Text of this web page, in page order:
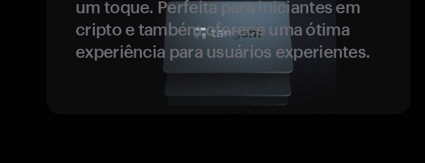
um toque. Perfeita para iniciantes em
cripto e também oferece uma ótima
experiência para usuários experientes.